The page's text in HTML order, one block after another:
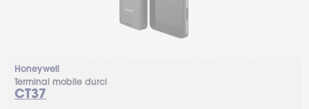
Honeywell
Terminal mobile durci
CT37